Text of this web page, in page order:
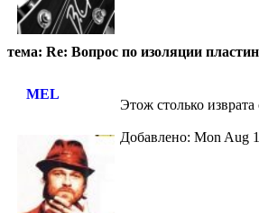
тема: Re: Вопрос по изоляции
MEL
Этож столько
Добавлено: Mon Aug